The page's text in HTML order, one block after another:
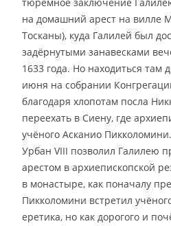
тюремное заключение
на домашний арест на вилле
Тосканы), куда Галилей был
задёрнутыми занавесками
1633 года. Но находиться там
июня на собрании
благодаря хлопотам посла
переехать в Сиену, где
учёного Асканио
Урбан VIII позволил Галилею
арестом в архиепископской
в монастыре, как поначалу
Пикколомини встретил
еретика, но как дорогого и